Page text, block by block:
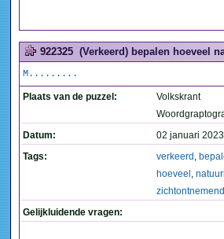
922325 (Verkeerd) bepalen hoeveel
M.........
Plaats van de puzzel:
Volkskrant
Datum:
02 januari
Tags:
verkeerd ,
hoeveel ,
Gelijkluidende vragen: